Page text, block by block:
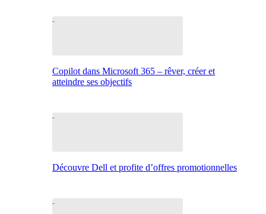
Copilot dans Microsoft 365 – rêver, créer et
atteindre ses objectifs
Découvre Dell et profite d’offres promotionnelles